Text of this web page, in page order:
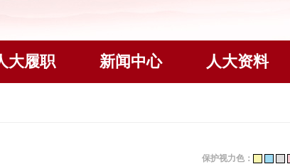
大履职 新闻中心 人大资料
保护视力色：